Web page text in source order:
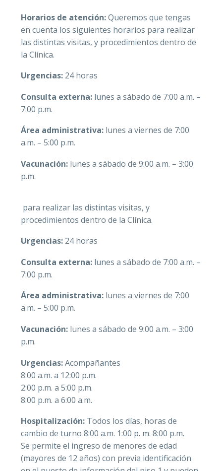
Horarios de atención:Queremos que tengas
en cuenta los siguientes horarios para realizar
las distintas visitas, y procedimientos dentro de
la Clínica.
Urgencias: 24 horas
Consulta externa: lunes a sábado de 7:00 a.m. –
7:00 p.m.
Área administrativa: lunes a viernes de 7:00
a.m. – 5:00 p.m.
Vacunación: lunes a sábado de 9:00 a.m. – 3:00
p.m.
para realizar las distintas visitas, y
procedimientos dentro de la Clínica.
Urgencias: 24 horas
Consulta externa: lunes a sábado de 7:00 a.m. –
7:00 p.m.
Área administrativa: lunes a viernes de 7:00
a.m. – 5:00 p.m.
Vacunación: lunes a sábado de 9:00 a.m. – 3:00
p.m.
Urgencias:Acompañantes
8:00 a.m. a 12:00 p.m.
2:00 p.m. a 5:00 p.m.
8:00 p.m. a 6:00 a.m.
Hospitalización: Todos los días, horas de
cambio de turno 8:00 a.m. 1:00 p. m. 8:00 p.m.
Se permite el ingreso de menores de edad
(mayores de 12 años) con previa identificación